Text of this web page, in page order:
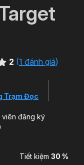
2 (1 đánh giá)
Trạm Đọc
viên đăng ký
Tiết kiệm 30 %